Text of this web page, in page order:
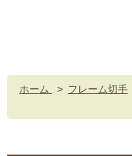
ホーム > フレーム切手